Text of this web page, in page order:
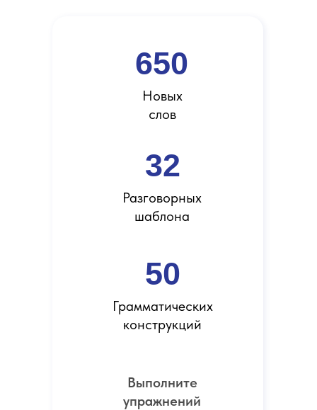
Грамматических
конструкций
50
Разговорных
шаблона
32
Новых
слов
650
Выполните
упражнений